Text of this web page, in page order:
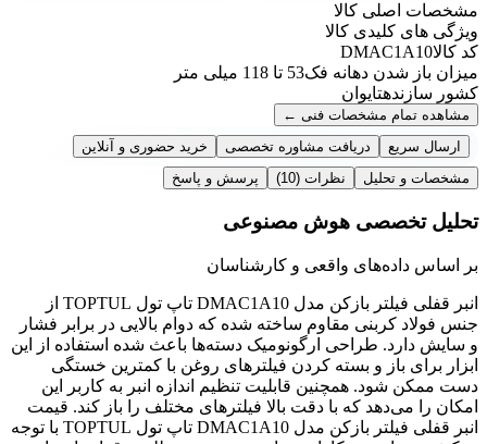
مشخصات اصلی کالا
ویژگی های کلیدی کالا
کد کالاDMAC1A10
میزان باز شدن دهانه فک53 تا 118 میلی متر
کشور سازندهتایوان
مشاهده تمام مشخصات فنی ←
ارسال سریع
دریافت مشاوره تخصصی
خرید حضوری و آنلاین
مشخصات و تحلیل
نظرات (10) پرسش و پاسخ
تحلیل تخصصی هوش مصنوعی
بر اساس داده‌های واقعی و کارشناسان
انبر قفلی فیلتر بازکن مدل DMAC1A10 تاپ تول TOPTUL از
جنس فولاد کربنی مقاوم ساخته شده که دوام بالایی در برابر فشار
و سایش دارد. طراحی ارگونومیک دسته‌ها باعث شده استفاده از این
ابزار برای باز و بسته کردن فیلترهای روغن با کمترین خستگی
دست ممکن شود. همچنین قابلیت تنظیم اندازه انبر به کاربر این
امکان را می‌دهد که با دقت بالا فیلترهای مختلف را باز کند. قیمت
انبر قفلی فیلتر بازکن مدل DMAC1A10 تاپ تول TOPTUL با توجه